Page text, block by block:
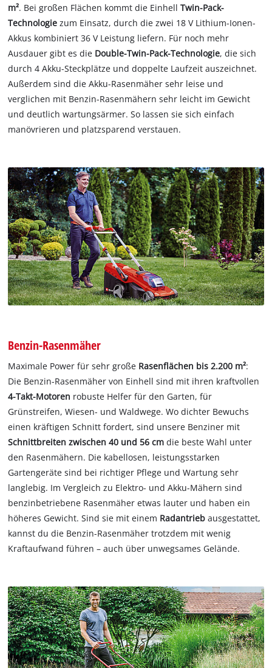
m². Bei großen Flächen kommt die EinhellTwin-Pack-
Technologie zum Einsatz, durch die zwei 18 V Lithium-Ionen-
Akkus kombiniert 36 V Leistung liefern. Für noch mehr
Ausdauer gibt es die Double-Twin-Pack-Technologie, die sich
durch 4 Akku-Steckplätze und doppelte Laufzeit auszeichnet.
Außerdem sind die Akku-Rasenmäher sehr leise und
verglichen mit Benzin-Rasenmähern sehr leicht im Gewicht
und deutlich wartungsärmer. So lassen sie sich einfach
manövrieren und platzsparend verstauen.
Benzin-Rasenmäher
Maximale Power für sehr große Rasenflächen bis 2.200 m²:
Die Benzin-Rasenmäher von Einhell sind mit ihren kraftvollen
4-Takt-Motoren robuste Helfer für den Garten, für
Grünstreifen, Wiesen- und Waldwege. Wo dichter Bewuchs
einen kräftigen Schnitt fordert, sind unsere Benziner mit
Schnittbreiten zwischen 40 und 56 cm die beste Wahl unter
den Rasenmähern. Die kabellosen, leistungsstarken
Gartengeräte sind bei richtiger Pflege und Wartung sehr
langlebig. Im Vergleich zu Elektro- und Akku-Mähern sind
benzinbetriebene Rasenmäher etwas lauter und haben ein
höheres Gewicht. Sind sie mit einem Radantriebausgestattet,
kannst du die Benzin-Rasenmäher trotzdem mit wenig
Kraftaufwand führen – auch über unwegsames Gelände.